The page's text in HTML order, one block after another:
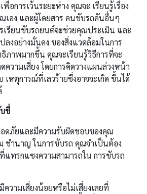
พื่อการเว้นระยะห่าง คุณจะ เรียนรู้เรื่อง
เอง และผู้โดยสาร คนขับรถคันอื่นๆ
เรียนขับรถยนต์จะช่วยคุณประเมิน และ
งอย่างมั่นคง ของสิ่งแวดล้อมในการ
ภาพมากขึ้น คุณจะเรียนรู้วิธีการที่จะ
ความเสี่ยง โดยการคิดวางแผนล่วงหน้า
เหตุการณ์ที่เลวร้ายซึ่งอาจจะเกิด ขึ้นได้
ขี่
ดภัยและมีความรับผิดชอบของคุณ
ชำนาญ ในการขับรถ คุณจำเป็นต้อง
แทรกแซงความสามารถใน การขับรถ
ความเสี่ยงน้อยหรือไม่เสี่ยงเลยที่